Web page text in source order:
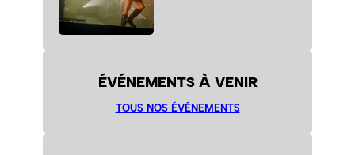
ÉVÉNEMENTS À VENIR
TOUS NOS ÉVÉNEMENTS